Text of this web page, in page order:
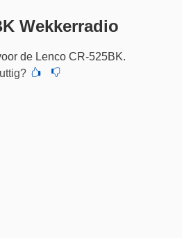
Wekkerradio
de Lenco CR-525BK.